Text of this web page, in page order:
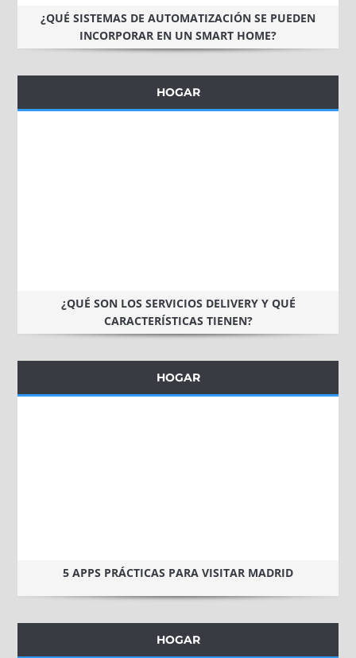
¿QUÉ SISTEMAS DE AUTOMATIZACIÓN SE PUEDEN
INCORPORAR EN UN SMART HOME?
HOGAR
¿QUÉ SON LOS SERVICIOS DELIVERY Y QUÉ
CARACTERÍSTICAS TIENEN?
HOGAR
5 APPS PRÁCTICAS PARA VISITAR MADRID
HOGAR